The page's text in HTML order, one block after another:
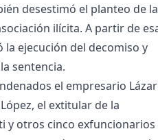
desestimó el planteo de la
ilícita. A partir de
la ejecución del decomiso y
sentencia.
el empresario
el extitular de la
y otros cinco exfuncionarios